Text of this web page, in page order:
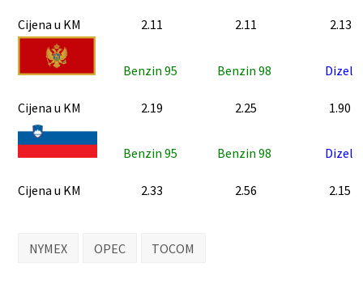
Cijena u KM 2.11 2.11 2.13
Benzin 95 Benzin 98 Dizel
Cijena u KM 2.19 2.25 1.90
Benzin 95 Benzin 98 Dizel
Cijena u KM 2.33 2.56 2.15
NYMEX OPEC TOCOM